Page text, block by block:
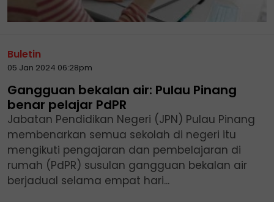
Buletin
05 Jan 2024 06:28pm
Gangguan bekalan air: Pulau Pinang
benar pelajar PdPR
Jabatan Pendidikan Negeri (JPN) Pulau Pinang
membenarkan semua sekolah di negeri itu
mengikuti pengajaran dan pembelajaran di
rumah (PdPR) susulan gangguan bekalan air
berjadual selama empat hari...